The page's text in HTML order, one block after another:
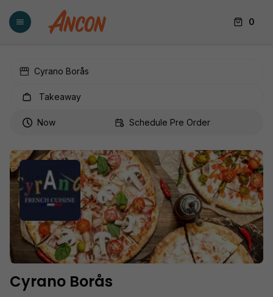
0
Cyrano Borås
Takeaway
Now Schedule Pre Order
Cyrano Borås